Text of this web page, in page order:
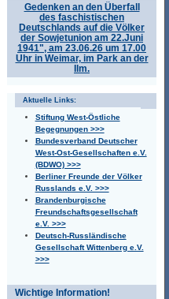
Gedenken an den Überfall
des faschistischen
Deutschlands auf die Völker
der Sowjetunion am 22.Juni
1941", am 23.06.26 um 17.00
Uhr in Weimar, im Park an der
Ilm.
Aktuelle Links:
Stiftung West-Östliche
Begegnungen >>>
Bundesverband Deutscher
West-Ost-Gesellschaften e.V.
(BDWO) >>>
Berliner Freunde der Völker
Russlands e.V. >>>
Brandenburgische
Freundschaftsgesellschaft
e.V. >>>
Deutsch-Russländische
Gesellschaft Wittenberg e.V.
>>>
Wichtige Information!